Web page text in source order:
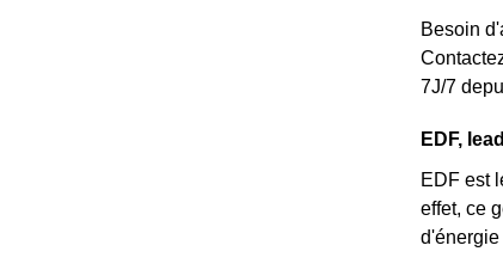
Besoin
7J/7
EDF,
EDF est
effet, ce